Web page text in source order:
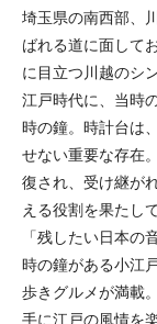
埼玉県の南西部、
ばれる道に面して
に目立つ川越のシ
江戸時代に、当時
時の鐘。時計台は
せない重要な存在
復され、受け継が
える役割を果たし
「残したい日本の
時の鐘がある小江
歩きグルメが満載
手に江戸の風情を